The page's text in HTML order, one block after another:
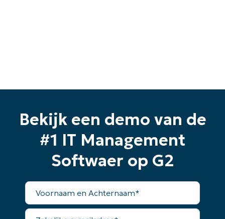
Bekijk een demo van de
#1 IT Management
Softwaer op G2
Voornaam
Achternaam*
Zakelijke